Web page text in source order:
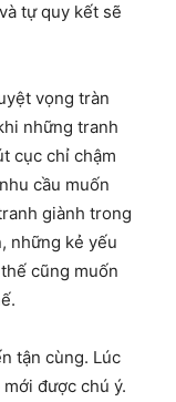
tự quy kết sẽ
vọng tràn
những tranh
cục chỉ chậm
cầu muốn
giành trong
những kẻ yếu
cũng muốn
tận cùng. Lúc
được chú ý.